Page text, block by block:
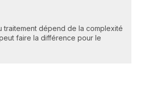
traitement dépend de la complexité
faire la différence pour le